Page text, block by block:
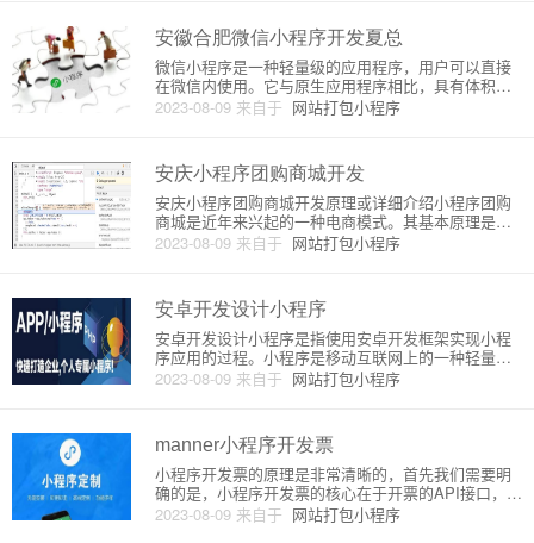
徽输送给料设备小程序的原理
安徽合肥微信小程序开发夏总
2023-08-09 来自于 网站打包小程序
微信小程序是一种轻量级的应用程序，用户可以直接
在微信内使用。它与原生应用程序相比，具有体积
小、占用空间少、借助微信社交功能扩散的优势。微
信小程序可以通过微信公众平台开发者工具进行开
合肥微信小程序开发夏总是一家专
安庆小程序团购商城开发
2023-08-09 来自于 网站打包小程序
安庆小程序团购商城开发原理或详细介绍小程序团购
商城是近年来兴起的一种电商模式。其基本原理是商
家发布商品信息，通过小程序的平台将商品信息推荐
给潜在客户，通过团购的方式提供购买优惠，促进商
程，详细介绍该模式的原理及
安卓开发设计小程序
2023-08-09 来自于 网站打包小程序
安卓开发设计小程序是指使用安卓开发框架实现小程
序应用的过程。小程序是移动互联网上的一种轻量级
应用，相比于传统的app，小程序不需要下载安装即可
使用，用户可以直接通过各大平台上的小程序入口进
术，通过轻量级前端框架
manner小程序开发票
2023-08-09 来自于 网站打包小程序
小程序开发票的原理是非常清晰的，首先我们需要明
确的是，小程序开发票的核心在于开票的API接口，我
们可以调用相关的API接口来进行开票操作，这个开票
API接口是提供给各种发票开票工具和应用程序的。小